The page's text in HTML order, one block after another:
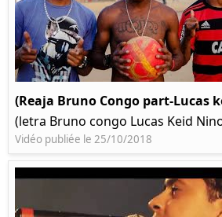
(Reaja Bruno Congo part-Lucas
(letra Bruno congo Lucas Keid
Vidéo publiée le 25/10/2018